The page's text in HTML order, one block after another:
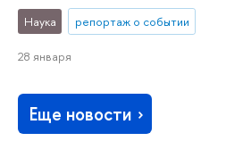
Наука репортаж о событии
28 января
Еще новости